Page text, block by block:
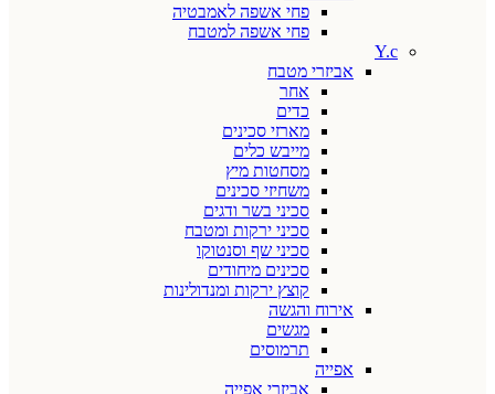
פחי אשפה לאמבטיה
פחי אשפה למטבח
Y.c
אביזרי מטבח
אחר
כדים
מארזי סכינים
מייבש כלים
מסחטות מיץ
משחיזי סכינים
סכיני בשר ודגים
סכיני ירקות ומטבח
סכיני שף וסנטוקו
סכינים מיחודים
קוצץ ירקות ומנדולינות
אירוח והגשה
מגשים
תרמוסים
אפייה
אביזרי אפייה